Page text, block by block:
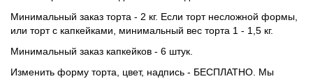
Минимальный заказ торта - 2 кг. Если торт несложной формы,
или торт с капкейками, минимальный вес торта 1 - 1,5 кг.
Минимальный заказ капкейков - 6 штук.
Изменить форму торта, цвет, надпись - БЕСПЛАТНО. Мы